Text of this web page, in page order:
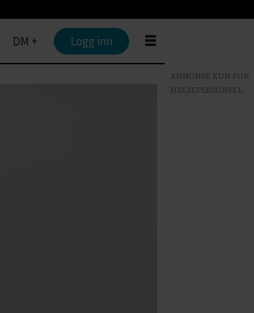
DM + Logg inn
ANNONSE KUN FOR
HELSEPERSONELL